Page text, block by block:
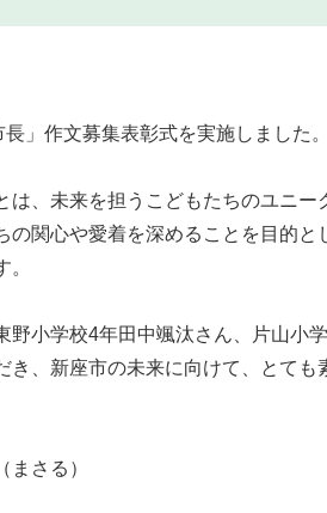
」作文募集表彰式を実施しました
は、未来を担うこどもたちのユニ
の関心や愛着を深めることを目的
野小学校4年田中颯汰さん、片山小
き、新座市の未来に向けて、とて
さる）